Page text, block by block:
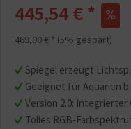
Spiegel erzeugt
Geeignet für Aquarien
Version 2.0:
Tolles RGB-
445,54 € *
469,00 € * (5% gespart)